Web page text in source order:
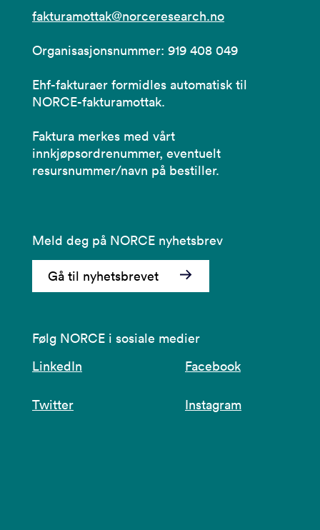
fakturamottak@norceresearch.no
Organisasjonsnummer: 919 408 049
Ehf-fakturaer formidles automatisk til
NORCE-fakturamottak.
Faktura merkes med vårt
innkjøpsordrenummer, eventuelt
resursnummer/navn på bestiller.
Meld deg på NORCE nyhetsbrev
Gå til nyhetsbrevet
Følg NORCE i sosiale medier
LinkedIn
Facebook
Twitter Instagram